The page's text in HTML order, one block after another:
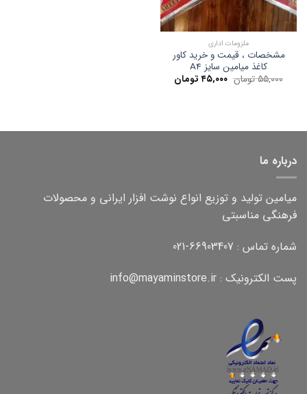
ملزومات اداری
مشخصات ، قیمت و خرید کاور
کاغذ میامین سایز A4
۵۵,۰۰۰تومان قیمت
اصلی:
۴۵,۰۰۰ تومانقیمت
فعلی:
درباره ما
میامین تولید و توزیع انواع نوشت افزار ایرانی و محصولات
فرهنگی مناسبتی
شماره تماس : 66903407-021
پست الکترونیک : info@mayaminstore.ir